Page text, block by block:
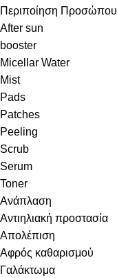
Περιποίηση Προσώπου
After sun
booster
Micellar Water
Mist
Pads
Patches
Peeling
Scrub
Serum
Toner
Ανάπλαση
Αντιηλιακή προστασία
Απολέπιση
Αφρός καθαρισμού
Γαλάκτωμα